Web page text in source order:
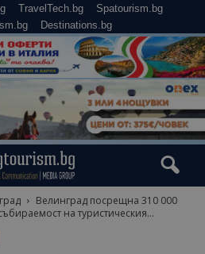
TravelTech.bg
Spatourism.bg
Destinations.bg
Велинград посрещна 310 000
на туристическия...